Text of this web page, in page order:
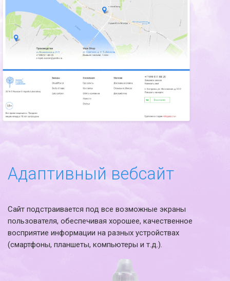
Адаптивный вебсайт
Сайт подстраивается под все возможные экраны
пользователя, обеспечивая хорошее, качественное
восприятие информации на разных устройствах
(смартфоны, планшеты, компьютеры и т.д.).